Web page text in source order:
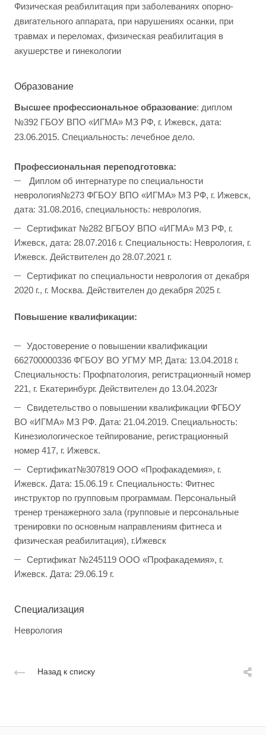
Физическая реабилитация при заболеваниях опорно-
двигательного аппарата, при нарушениях осанки, при
травмах и переломах, физическая реабилитация в
акушерстве и гинекологии
Образование
Высшее профессиональное образование: диплом
№392 ГБОУ ВПО «ИГМА» МЗ РФ, г. Ижевск, дата:
23.06.2015. Специальность: лечебное дело.
Профессиональная переподготовка:
Диплом об интернатуре по специальности
неврология№273 ФГБОУ ВПО «ИГМА» МЗ РФ, г. Ижевск,
дата: 31.08.2016, специальность: неврология.
Сертификат №282 ВГБОУ ВПО «ИГМА» МЗ РФ, г.
Ижевск, дата: 28.07.2016 г. Специальность: Неврология, г.
Ижевск. Действителен до 28.07.2021 г.
Сертификат по специальности неврология от декабря
2020 г., г. Москва. Действителен до декабря 2025 г.
Повышение квалификации:
Удостоверение о повышении квалификации
662700000336 ФГБОУ ВО УГМУ МР, Дата: 13.04.2018 г.
Специальность: Профпатология, регистрационный номер
221, г. Екатеринбург. Действителен до 13.04.2023г
Свидетельство о повышении квалификации ФГБОУ
ВО «ИГМА» МЗ РФ. Дата: 21.04.2019. Специальность:
Кинезиологическое тейпирование, регистрационный
номер 417, г. Ижевск.
Сертификат№307819 ООО «Профакадемия», г.
Ижевск. Дата: 15.06.19 г. Специальность: Фитнес
инструктор по групповым программам. Персональный
тренер тренажерного зала (групповые и персональные
тренировки по основным направлениям фитнеса и
физическая реабилитация), г.Ижевск
Сертификат №245119 ООО «Профакадемия», г.
Ижевск. Дата: 29.06.19 г.
Специализация
Неврология
Назад к списку